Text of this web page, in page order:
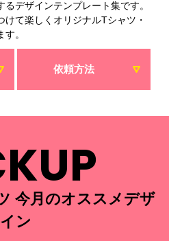
デザインテンプレート集です。
て楽しくオリジナルTシャツ・
。
依頼方法
今月のオススメデザ
イン